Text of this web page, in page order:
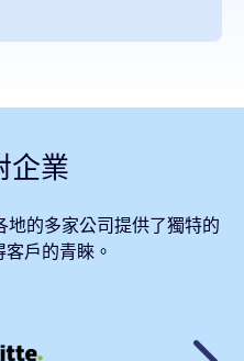
企業
地的多家公司提供了獨特的
戶的青睞。